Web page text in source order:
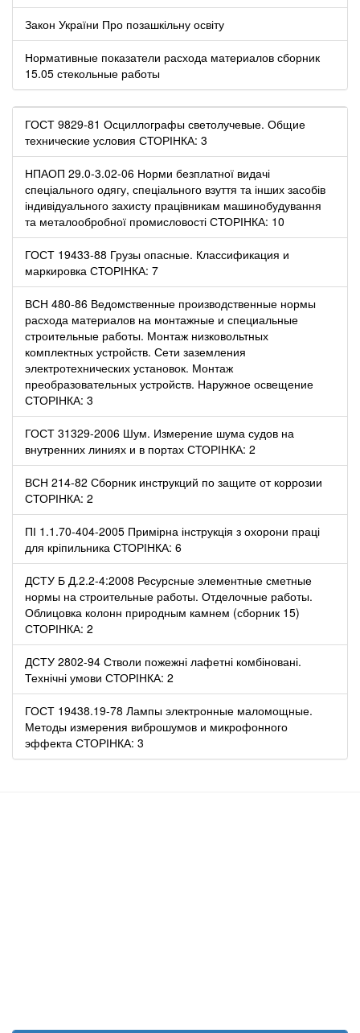
Закон України Про позашкільну освіту
Нормативные показатели расхода материалов сборник
15.05 стекольные работы
ГОСТ 9829-81 Осциллографы светолучевые. Общие
технические условия СТОРІНКА: 3
НПАОП 29.0-3.02-06 Норми безплатної видачі
спеціального одягу, спеціального взуття та інших засобів
індивідуального захисту працівникам машинобудування
та металообробної промисловості СТОРІНКА: 10
ГОСТ 19433-88 Грузы опасные. Классификация и
маркировка СТОРІНКА: 7
ВСН 480-86 Ведомственные производственные нормы
расхода материалов на монтажные и специальные
строительные работы. Монтаж низковольтных
комплектных устройств. Сети заземления
электротехнических установок. Монтаж
преобразовательных устройств. Наружное освещение
СТОРІНКА: 3
ГОСТ 31329-2006 Шум. Измерение шума судов на
внутренних линиях и в портах СТОРІНКА: 2
ВСН 214-82 Сборник инструкций по защите от коррозии
СТОРІНКА: 2
ПІ 1.1.70-404-2005 Примірна інструкція з охорони праці
для кріпильника СТОРІНКА: 6
ДСТУ Б Д.2.2-4:2008 Ресурсные элементные сметные
нормы на строительные работы. Отделочные работы.
Облицовка колонн природным камнем (сборник 15)
СТОРІНКА: 2
ДСТУ 2802-94 Стволи пожежні лафетні комбіновані.
Технічні умови СТОРІНКА: 2
ГОСТ 19438.19-78 Лампы электронные маломощные.
Методы измерения виброшумов и микрофонного
эффекта СТОРІНКА: 3